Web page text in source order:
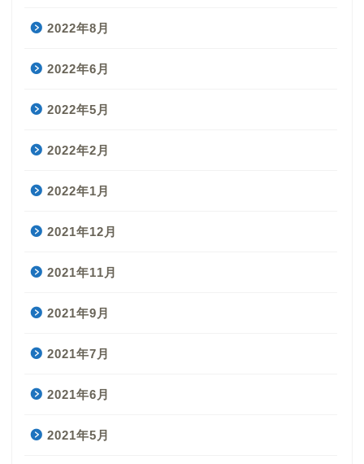
2022年8月
2022年6月
2022年5月
2022年2月
2022年1月
2021年12月
2021年11月
2021年9月
2021年7月
2021年6月
2021年5月